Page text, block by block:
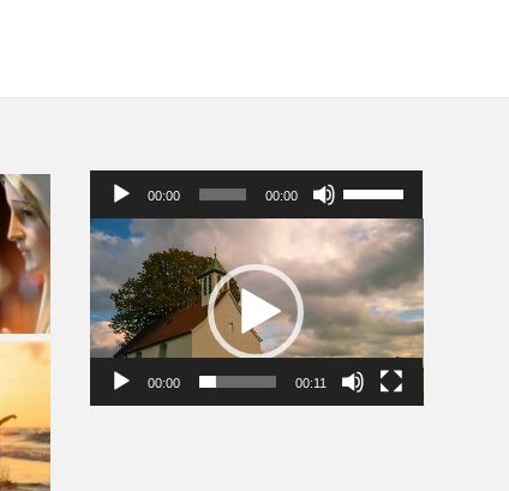
Audio
prehrávač00:00 00:00
šípok
hore/dole
zvýšite
alebo
znížite
hlasitosť.
Video
prehrávač
00:00 00:11